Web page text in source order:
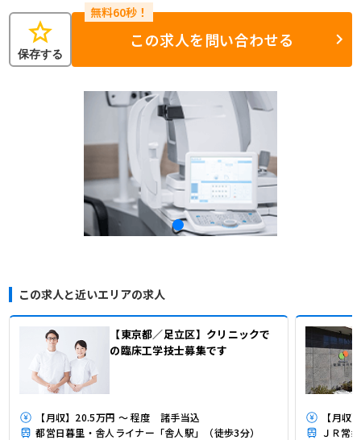
star
保存する
この求人を問い合わせる
この求人と近いエリアの求人
【東京都／足立区】クリニックで
の臨床工学技士募集です
【月収】20.5万円 ～ 程度 諸手当込
都営日暮里・舎人ライナー「舎人駅」（徒歩3分）
【月収